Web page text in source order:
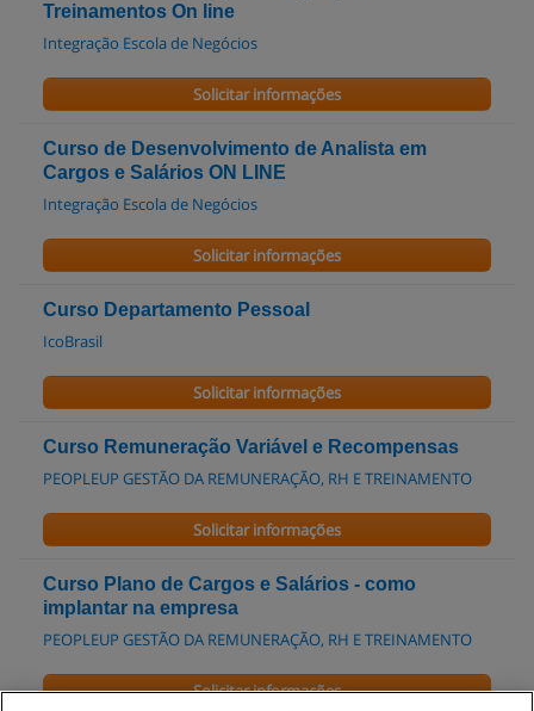
Treinamentos On line
Integração Escola de Negócios
Solicitar informações
Curso de Desenvolvimento de Analista em
Cargos e Salários ON LINE
Integração Escola de Negócios
Solicitar informações
Curso Departamento Pessoal
IcoBrasil
Solicitar informações
Curso Remuneração Variável e Recompensas
PEOPLEUP GESTÃO DA REMUNERAÇÃO, RH E TREINAMENTO
Solicitar informações
Curso Plano de Cargos e Salários - como
implantar na empresa
PEOPLEUP GESTÃO DA REMUNERAÇÃO, RH E TREINAMENTO
Solicitar informações